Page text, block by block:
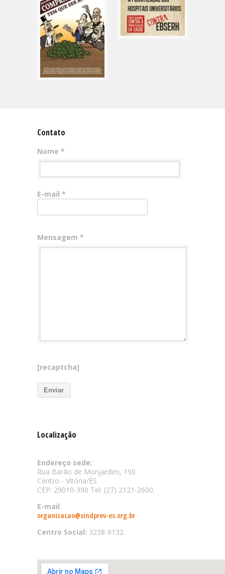
Contato
Nome *
E-mail *
Mensagem *
[recaptcha]
Localização
Endereço sede:
Rua Barão de Monjardim, 190
Centro - Vitória/ES
CEP: 29010-390 Tel: (27) 2121-2600.
E-mail:
organizacao@sindprev-es.org.br
Centro Social: 3238-9132